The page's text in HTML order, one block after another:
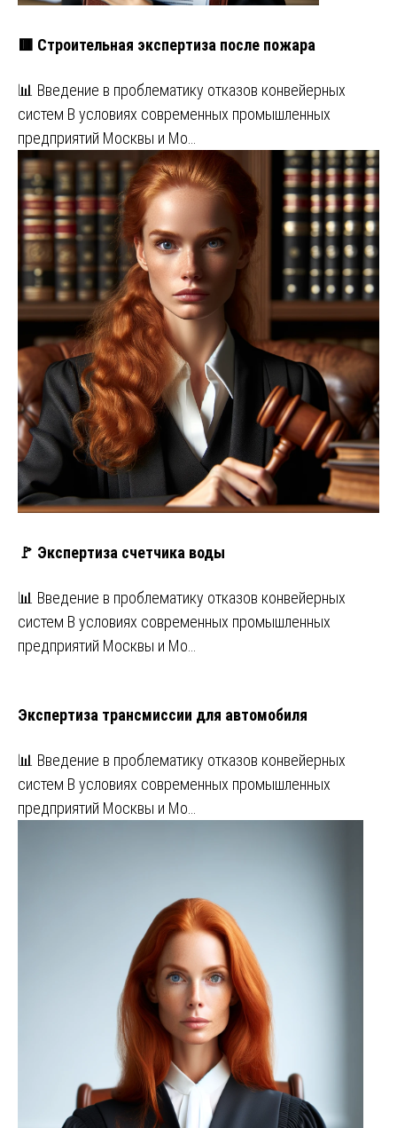
🟥 Строительная экспертиза после пожара
📊 Введение в проблематику отказов конвейерных
систем В условиях современных промышленных
предприятий Москвы и Мо…
🚩 Экспертиза счетчика воды
📊 Введение в проблематику отказов конвейерных
систем В условиях современных промышленных
предприятий Москвы и Мо…
Экспертиза трансмиссии для автомобиля
📊 Введение в проблематику отказов конвейерных
систем В условиях современных промышленных
предприятий Москвы и Мо…